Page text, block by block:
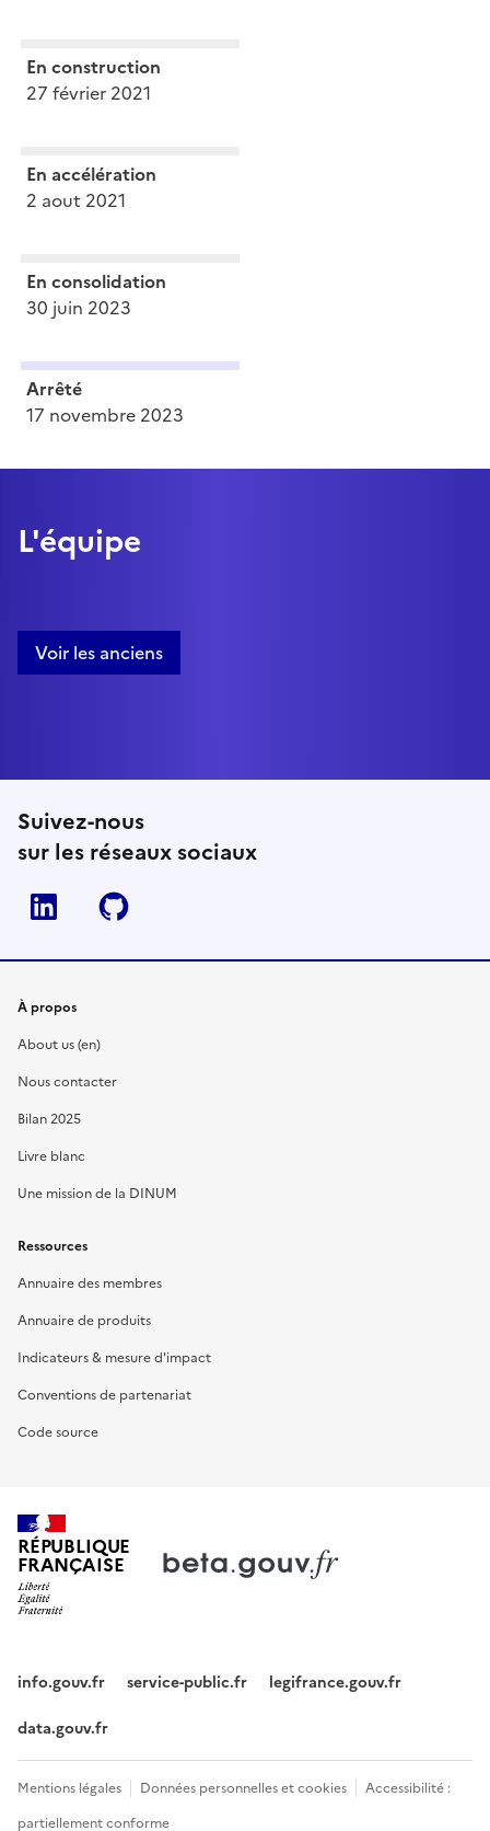
En construction
27 février 2021
En accélération
2 aout 2021
En consolidation
30 juin 2023
Arrêté
17 novembre 2023
L'équipe
Voir les anciens
Suivez-nous
sur les réseaux sociaux
Linkedin
À propos
About us (en)
Nous contacter
Bilan 2025
Livre blanc
Une mission de la DINUM
Ressources
Annuaire des membres
Annuaire de produits
Indicateurs & mesure d'impact
Conventions de partenariat
Code source
RÉPUBLIQUE
FRANÇAISE
info.gouv.fr service-public.fr
legifrance.gouv.fr
data.gouv.fr
Mentions légales Données personnelles et cookies
Accessibilité :
partiellement conforme